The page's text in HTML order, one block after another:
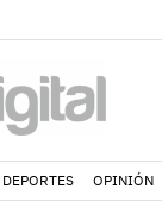
DEPORTES OPINIÓN